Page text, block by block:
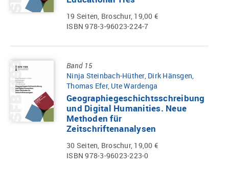
19 Seiten, Broschur, 19,00 €
ISBN 978-3-96023-224-7
Band 15
Ninja Steinbach-Hüther, Dirk Hänsgen
Thomas Efer, Ute Wardenga
Geographiegeschichtsschreibung
und Digital Humanities. Neue
Methoden für
Zeitschriftenanalysen
30 Seiten, Broschur, 19,00 €
ISBN 978-3-96023-223-0